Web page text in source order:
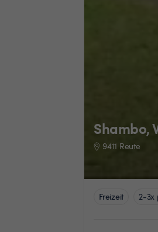
Shambo,
9411 Reute
Freizeit 2-3x